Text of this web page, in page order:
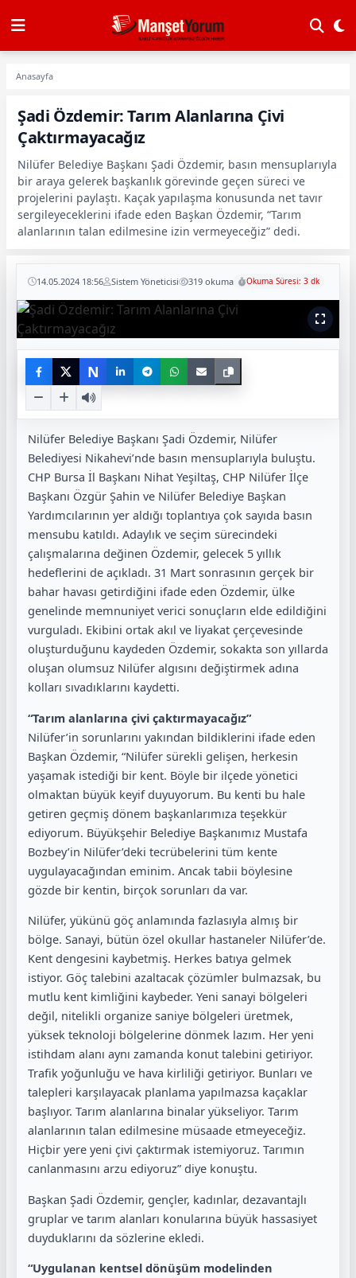
Anasayfa
Şadi Özdemir: Tarım Alanlarına Çivi
Çaktırmayacağız
Nilüfer Belediye Başkanı Şadi Özdemir, basın mensuplarıyla
bir araya gelerek başkanlık görevinde geçen süreci ve
projelerini paylaştı. Kaçak yapılaşma konusunda net tavır
sergileyeceklerini ifade eden Başkan Özdemir, “Tarım
alanlarının talan edilmesine izin vermeyeceğiz” dedi.
14.05.2024 18:56 Sistem Yöneticisi 319 okuma Okuma Süresi: 3 dk
N
Nilüfer Belediye Başkanı Şadi Özdemir, Nilüfer
Belediyesi Nikahevi’nde basın mensuplarıyla buluştu.
CHP Bursa İl Başkanı Nihat Yeşiltaş, CHP Nilüfer İlçe
Başkanı Özgür Şahin ve Nilüfer Belediye Başkan
Yardımcılarının yer aldığı toplantıya çok sayıda basın
mensubu katıldı. Adaylık ve seçim sürecindeki
çalışmalarına değinen Özdemir, gelecek 5 yıllık
hedeflerini de açıkladı. 31 Mart sonrasının gerçek bir
bahar havası getirdiğini ifade eden Özdemir, ülke
genelinde memnuniyet verici sonuçların elde edildiğini
vurguladı. Ekibini ortak akıl ve liyakat çerçevesinde
oluşturduğunu kaydeden Özdemir, sokakta son yıllarda
oluşan olumsuz Nilüfer algısını değiştirmek adına
kolları sıvadıklarını kaydetti.
“Tarım alanlarına çivi çaktırmayacağız”
Nilüfer’in sorunlarını yakından bildiklerini ifade eden
Başkan Özdemir, “Nilüfer sürekli gelişen, herkesin
yaşamak istediği bir kent. Böyle bir ilçede yönetici
olmaktan büyük keyif duyuyorum. Bu kenti bu hale
getiren geçmiş dönem başkanlarımıza teşekkür
ediyorum. Büyükşehir Belediye Başkanımız Mustafa
Bozbey’in Nilüfer’deki tecrübelerini tüm kente
uygulayacağından eminim. Ancak tabii böylesine
gözde bir kentin, birçok sorunları da var.
Nilüfer, yükünü göç anlamında fazlasıyla almış bir
bölge. Sanayi, bütün özel okullar hastaneler Nilüfer’de.
Kent dengesini kaybetmiş. Herkes batıya gelmek
istiyor. Göç talebini azaltacak çözümler bulmazsak, bu
mutlu kent kimliğini kaybeder. Yeni sanayi bölgeleri
değil, nitelikli organize saniye bölgeleri üretmek,
yüksek teknoloji bölgelerine dönmek lazım. Her yeni
istihdam alanı aynı zamanda konut talebini getiriyor.
Trafik yoğunluğu ve hava kirliliği getiriyor. Bunları ve
talepleri karşılayacak planlama yapılmazsa kaçaklar
başlıyor. Tarım alanlarına binalar yükseliyor. Tarım
alanlarının talan edilmesine müsaade etmeyeceğiz.
Hiçbir yere yeni çivi çaktırmak istemiyoruz. Tarımın
canlanmasını arzu ediyoruz” diye konuştu.
Başkan Şadi Özdemir, gençler, kadınlar, dezavantajlı
gruplar ve tarım alanları konularına büyük hassasiyet
duyduklarını da sözlerine ekledi.
“Uygulanan kentsel dönüşüm modelinden